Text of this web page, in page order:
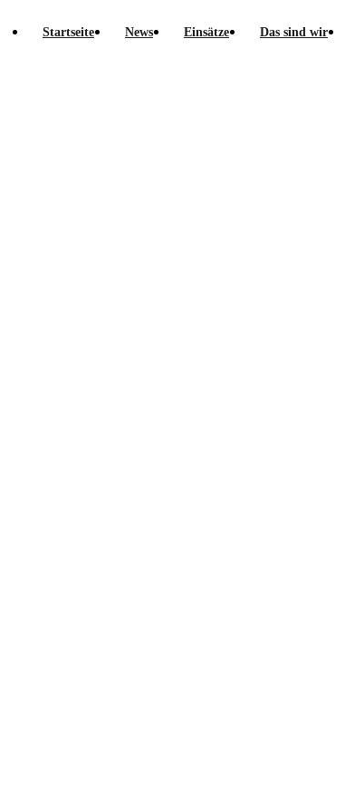
Startseite News Einsätze Das sind wir